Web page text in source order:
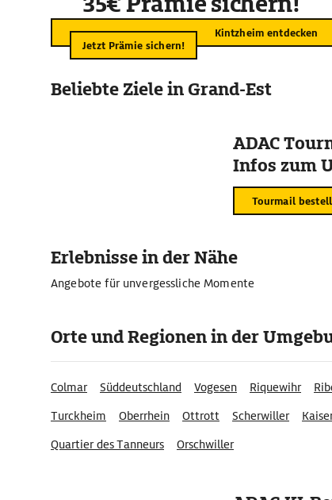
Kintzheim entdecken
Jetzt Prämie sichern!
Beliebte Ziele in Grand-Est
ADAC
Infos zum
Tourmail
Erlebnisse in der Nähe
Angebote für unvergessliche Momente
Orte und Regionen in der
Colmar Süddeutschland Vogesen Riquewihr
Turckheim
Oberrhein Ottrott Scherwiller
Quartier des Tanneurs
Orschwiller